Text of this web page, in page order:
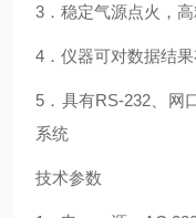
3 ．稳定气源点火，
4 ．仪器可对数据结
5 ．具有RS-232 、网
系统
技术参数